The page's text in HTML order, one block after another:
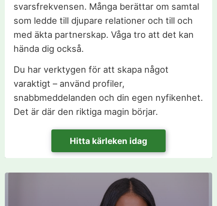
svarsfrekvensen. Många berättar om samtal
som ledde till djupare relationer och till och
med äkta partnerskap. Våga tro att det kan
hända dig också.
Du har verktygen för att skapa något
varaktigt – använd profiler,
snabbmeddelanden och din egen nyfikenhet.
Det är där den riktiga magin börjar.
Hitta kärleken idag